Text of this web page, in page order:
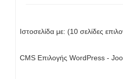
Ιστοσελίδα με: (10 σελίδες
CMS Επιλογής WordPress -